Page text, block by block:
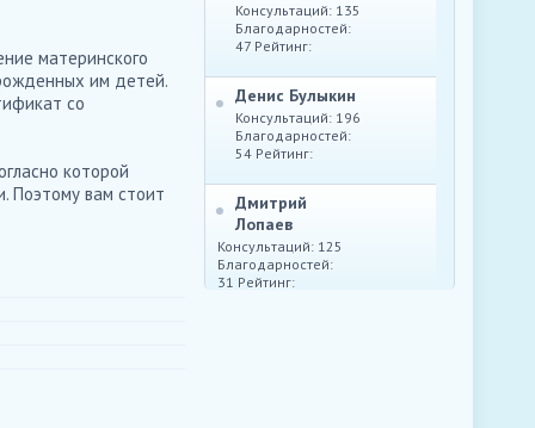
материнского
им детей.
со
которой
Поэтому вам стоит
Консультаций: 135
Благодарностей:
47 Рейтинг:
Денис Булыкин
Консультаций: 196
Благодарностей:
54 Рейтинг:
Дмитрий
Лопаев
Консультаций: 125
Благодарностей:
31 Рейтинг: